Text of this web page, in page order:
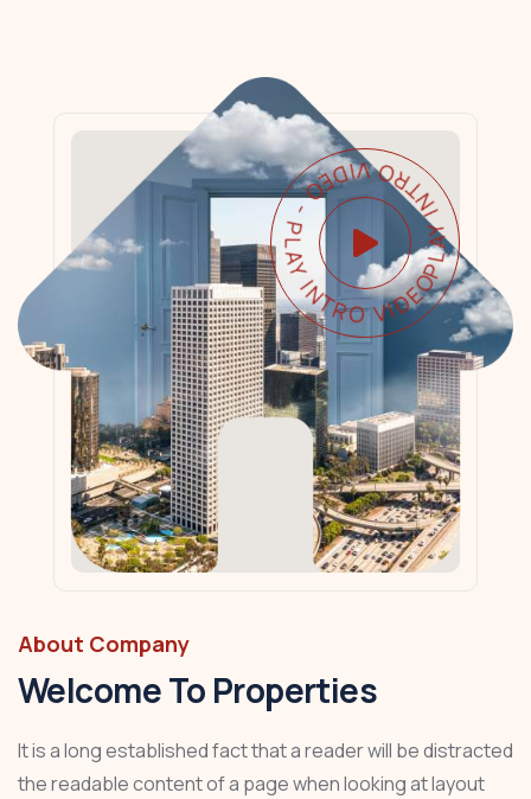
PLAY INTRO VIDEO - PLAY INTRO VIDEO -
About Company
Welcome To Properties
It is a long established fact that a reader will be distracted
the readable content of a page when looking at layout